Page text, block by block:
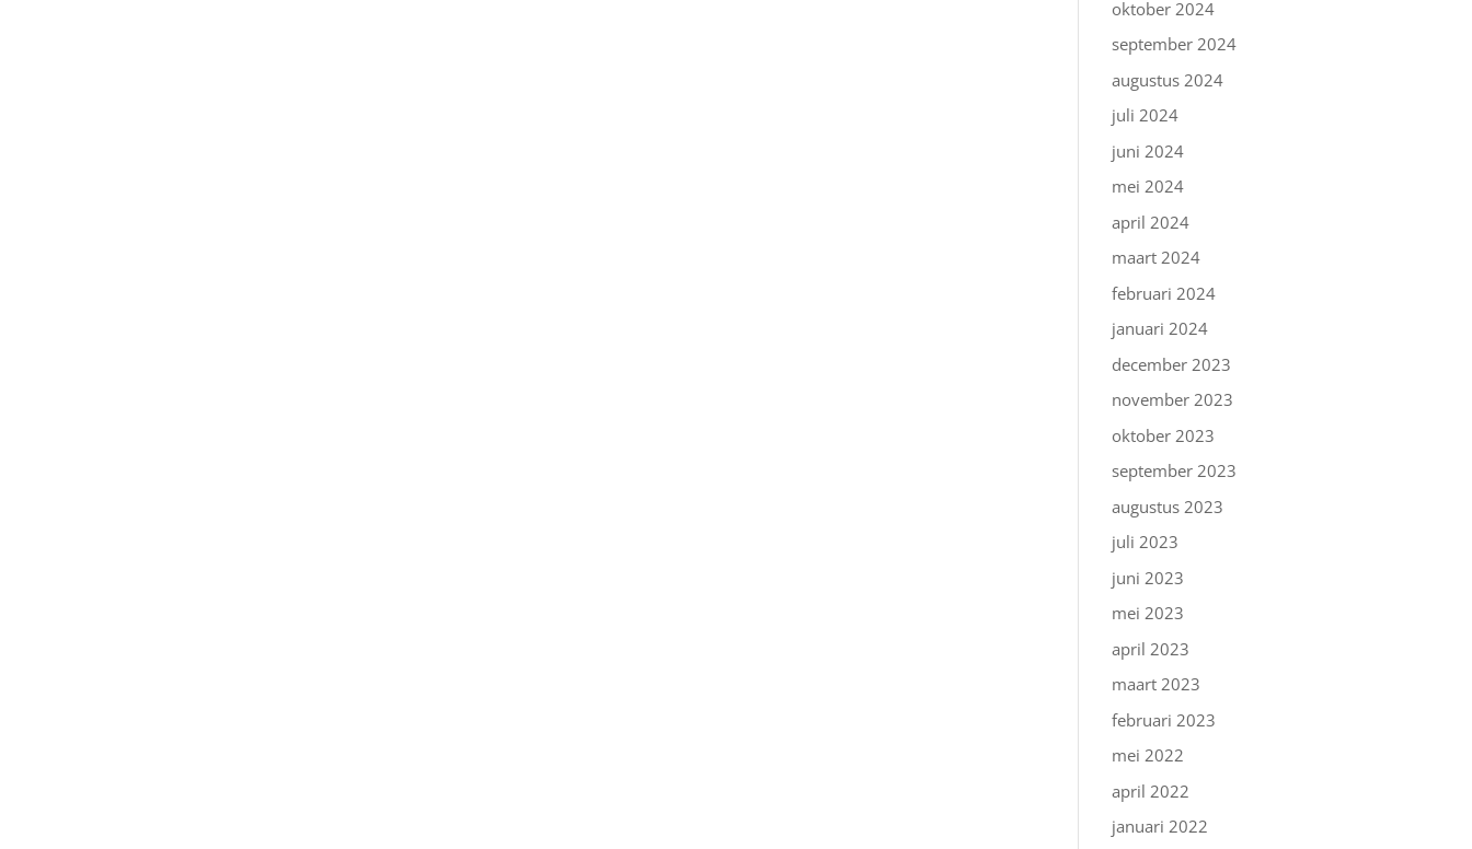
oktober 2024
september 2024
augustus 2024
juli 2024
juni 2024
mei 2024
april 2024
maart 2024
februari 2024
januari 2024
december 2023
november 2023
oktober 2023
september 2023
augustus 2023
juli 2023
juni 2023
mei 2023
april 2023
maart 2023
februari 2023
mei 2022
april 2022
januari 2022